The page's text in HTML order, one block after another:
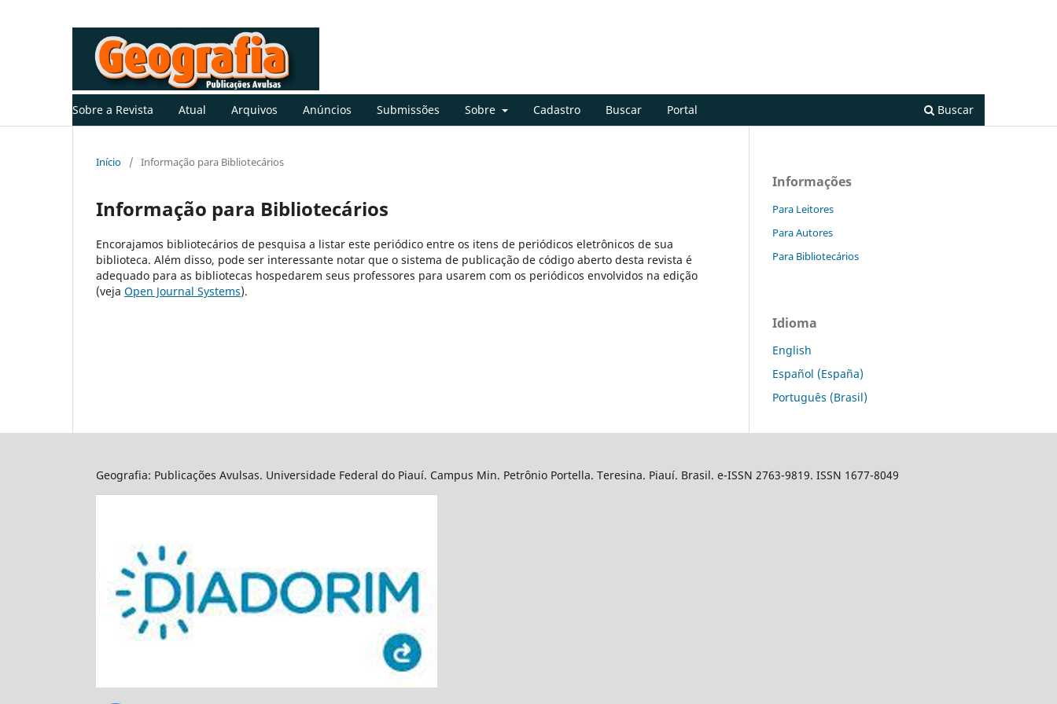
Sobre a Revista Atual Arquivos Anúncios Submissões Sobre Cadastro Buscar Portal Buscar
Início / Informação para Bibliotecários
Informação para Bibliotecários
Encorajamos bibliotecários de pesquisa a listar este periódico entre os itens de periódicos eletrônicos de sua
biblioteca. Além disso, pode ser interessante notar que o sistema de publicação de código aberto desta revista é
adequado para as bibliotecas hospedarem seus professores para usarem com os periódicos envolvidos na edição
(veja Open Journal Systems).
Informações
Para Leitores
Para Autores
Para Bibliotecários
Idioma
English
Español (España)
Português (Brasil)
Geografia: Publicações Avulsas. Universidade Federal do Piauí. Campus Min. Petrônio Portella. Teresina. Piauí. Brasil. e-ISSN 2763-9819. ISSN 1677-8049